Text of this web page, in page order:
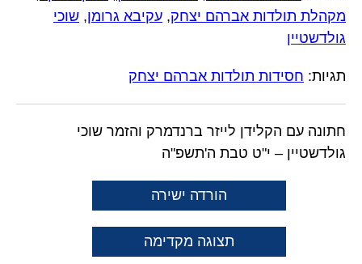
מקהלת תולדות אברהם יצחק, עקיבא גרומן, שוכי
גולדשטיין
תגיות: חסידות תולדות אברהם יצחק
חתונה עם הקלידן לייזר ברנדמרק והזמר שוכי
גולדשטיין – י"ט טבת ה'תשפ"ה
הורדה ישירה
תצוגה מקדימה